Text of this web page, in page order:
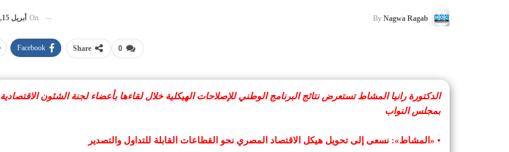
By Nagwa Ragab
On أبريل 15, 2025
0
Share
Facebook
الدكتورة رانيا المشاط تستعرض نتائج البرنامج الوطني للإصلاحات الهيكلية خلال لقاءها بأعضاء لجنة الشئون الاقتصادية
بمجلس النواب
• «المشاط»: نسعى إلى تحويل هيكل الاقتصاد المصري نحو القطاعات القابلة للتداول والتصدير